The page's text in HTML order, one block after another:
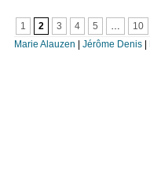
1 2 3 4 5 … 10
Marie Alauzen
Jérôme Denis|